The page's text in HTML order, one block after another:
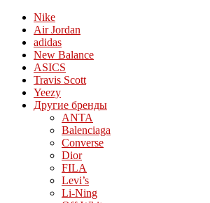
Nike
Air Jordan
adidas
New Balance
ASICS
Travis Scott
Yeezy
Другие бренды
ANTA
Balenciaga
Converse
Dior
FILA
Levi’s
Li-Ning